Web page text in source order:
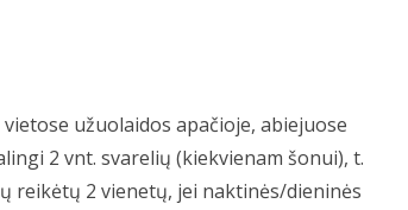
užuolaidos apačioje, abiejuose
2 vnt. svarelių (kiekvienam šonui), t.
reikėtų 2 vienetų, jei naktinės/dieninės